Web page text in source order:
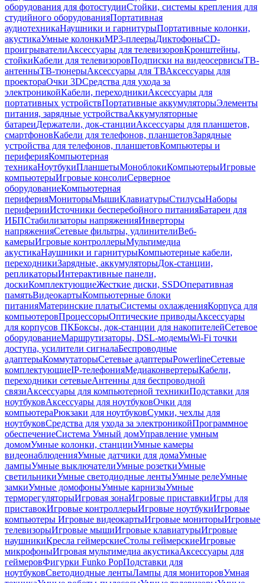
оборудования для фотостудииСтойки, системы крепления для
студийного оборудованияПортативная
аудиотехникаНаушники и гарнитурыПортативные колонки,
акустикаУмные колонкиMP3-плеерыДиктофоныCD-
проигрывателиАксессуары для телевизоровКронштейны,
стойкиКабели для телевизоровПодписки на видеосервисыТВ-
антенныТВ-тюнерыАксессуары для ТВАксессуары для
проектораОчки 3DСредства для ухода за
электроникойКабели, переходникиАксессуары для
портативных устройствПортативные аккумуляторыЭлементы
питания, зарядные устройстваАккумуляторные
батареиДержатели, док-станцииАксессуары для планшетов,
смартфоновКабели для телефонов, планшетовЗарядные
устройства для телефонов, планшетовКомпьютеры и
периферияКомпьютерная
техникаНоутбукиПланшетыМоноблокиКомпьютерыИгровые
компьютерыИгровые консолиСерверное
оборудованиеКомпьютерная
периферияМониторыМышиКлавиатурыСтилусыНаборы
периферииИсточники бесперебойного питанияБатареи для
ИБПСтабилизаторы напряженияИнверторы
напряженияСетевые фильтры, удлинителиВеб-
камерыИгровые контроллерыМультимедиа
акустикаНаушники и гарнитурыКомпьютерные кабели,
переходникиЗарядные, аккумуляторыДок-станции,
репликаторыИнтерактивные панели,
доскиКомплектующиеЖесткие диски, SSDОперативная
памятьВидеокартыКомпьютерные блоки
питанияМатеринские платыСистемы охлажденияКорпуса для
компьютеровПроцессорыОптические приводыАксессуары
для корпусов ПКБоксы, док-станции для накопителейСетевое
оборудованиеМаршрутизаторы, DSL-модемыWi-Fi точки
доступа, усилители сигналаБеспроводные
адаптерыКоммутаторыСетевые адаптерыPowerlineСетевые
комплектующиеIP-телефонияМедиаконвертерыКабели,
переходники сетевыеАнтенны для беспроводной
связиАксессуары для компьютерной техникиПодставки для
ноутбуковАксессуары для ноутбуковОчки для
компьютераРюкзаки для ноутбуковСумки, чехлы для
ноутбуковСредства для ухода за электроникойПрограммное
обеспечениеСистема Умный домУправление умным
домомУмные колонки, станцииУмные камеры
видеонаблюденияУмные датчики для домаУмные
лампыУмные выключателиУмные розеткиУмные
светильникиУмные светодиодные лентыУмные релеУмные
замкиУмные домофоныУмные карнизыУмные
терморегуляторыИгровая зонаИгровые приставкиИгры для
приставокИгровые контроллерыИгровые ноутбукиИгровые
компьютеры Игровые видеокартыИгровые мониторыИгровые
телевизорыИгровые мышиИгровые клавиатурыИгровые
наушникиКресла геймерскиеСтолы геймерскиеИгровые
микрофоныИгровая мультимедиа акустикаАксессуары для
геймеровФигурки Funko PopПодставки для
ноутбуковСветодиодные лентыЛампы для мониторовУмная